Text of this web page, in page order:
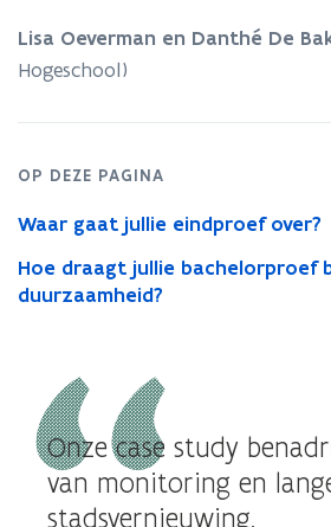
sociale,
fysieke
een
Lisa Oeverman en Danthé De
Hogeschool)
OP DEZE PAGINA
Waar gaat jullie eindproef over?
Hoe draagt jullie bachelorproef
duurzaamheid?
Onze case study
van monitoring en
stadsvernieuwing.